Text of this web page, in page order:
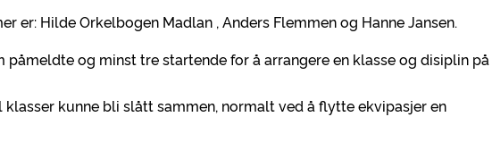
er: Hilde Orkelbogen Madlan , Anders Flemmen og Hanne Jansen.
og minst tre startende for å arrangere en klasse og disiplin på
kunne bli slått sammen, normalt ved å flytte ekvipasjer en